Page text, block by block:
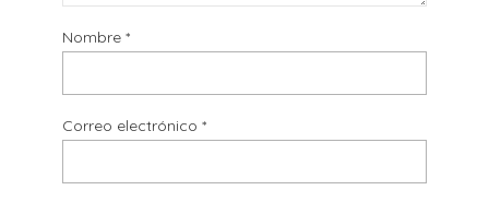
Nombre *
Correo electrónico *